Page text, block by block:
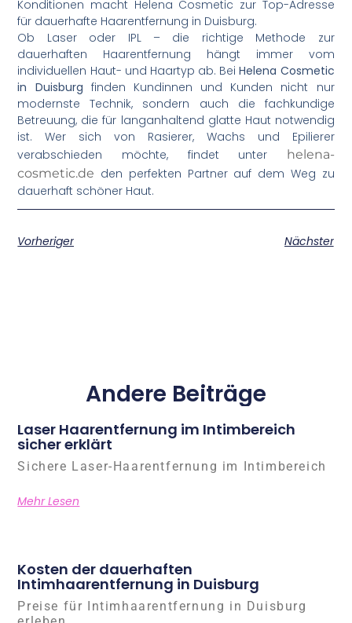
Konditionen macht Helena Cosmetic zur Top-Adresse
für dauerhafte Haarentfernung in Duisburg.
Ob Laser oder IPL – die richtige Methode zur
dauerhaften Haarentfernung hängt immer vom
individuellen Haut- und Haartyp ab. BeiHelena Cosmetic
in Duisburg finden Kundinnen und Kunden nicht nur
modernste Technik, sondern auch die fachkundige
Betreuung, die für langanhaltend glatte Haut notwendig
ist. Wer sich von Rasierer, Wachs und Epilierer
verabschieden möchte, findet unter helena-
cosmetic.de den perfekten Partner auf dem Weg zu
dauerhaft schöner Haut.
Vorheriger Nächster
Andere Beiträge
Laser Haarentfernung im Intimbereich
sicher erklärt
Sichere Laser-Haarentfernung im Intimbereich
Mehr Lesen
Kosten der dauerhaften
Intimhaarentfernung in Duisburg
Preise für Intimhaarentfernung in Duisburg